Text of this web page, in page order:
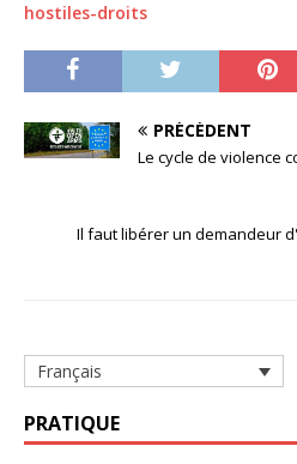
hostiles-droits
PRÉCÉDENT
Le cycle de violence
Il faut libérer un demandeur
Français
PRATIQUE